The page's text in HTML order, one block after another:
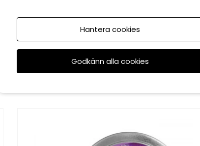
Hantera cookies
Godkänn alla cookies